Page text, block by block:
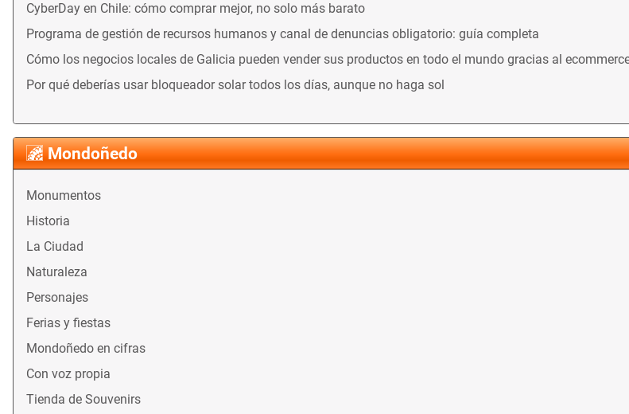
Mondoñedo
Monumentos
Historia
La Ciudad
Naturaleza
Personajes
Ferias y fiestas
Mondoñedo en cifras
Con voz propia
Tienda de Souvenirs
CyberDay en Chile: cómo comprar mejor, no solo más barato
Programa de gestión de recursos humanos y canal de denuncias obligatorio: guía completa
Cómo los negocios locales de Galicia pueden vender sus productos en todo el mundo gracias al
Por qué deberías usar bloqueador solar todos los días, aunque no haga sol